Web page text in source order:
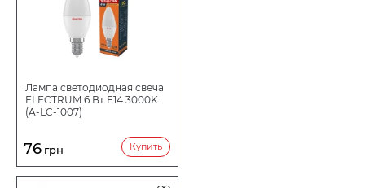
Лампа светодиодная свеча
ELECTRUM 6 Вт E14 3000K
(A-LC-1007)
76 грн Купить